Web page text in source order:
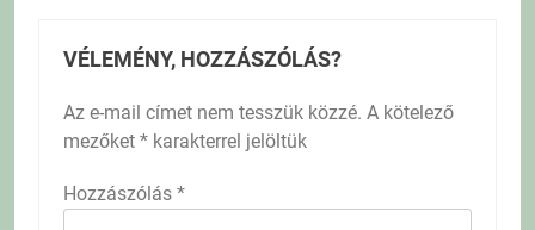
VÉLEMÉNY, HOZZÁSZÓLÁS?
Az e-mail címet nem tesszük közzé. A kötelező
mezőket * karakterrel jelöltük
Hozzászólás *